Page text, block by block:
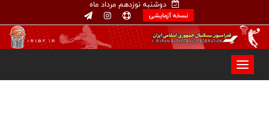
دوشنبه نوزدهم مرداد ماه
نسخه آزمایشی